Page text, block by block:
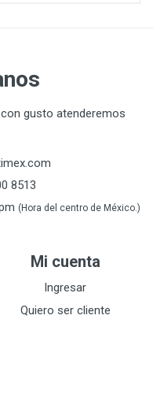
77
gusto atenderemos
8513
(Hora del centro de México.)
Mi cuenta
Ingresar
Quiero ser cliente